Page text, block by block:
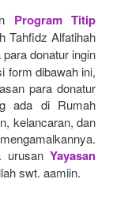
Program Titip
Tahfidz Alfatihah
donatur ingin
form dibawah ini,
para donatur
ada di Rumah
kelancaran, dan
urusan Yayasan
swt. aamiin.